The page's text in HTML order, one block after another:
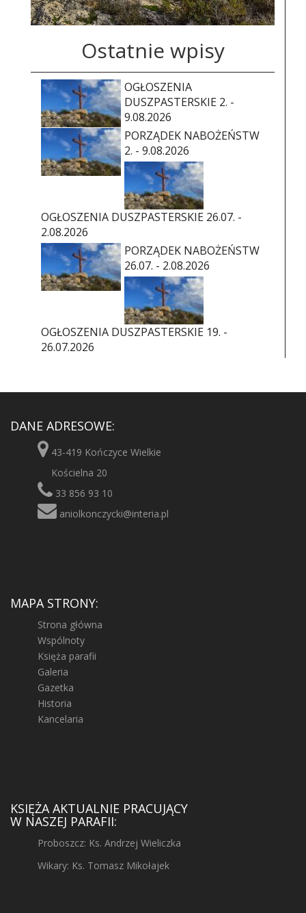
Ostatnie wpisy
OGŁOSZENIA
DUSZPASTERSKIE 2. -
9.08.2026
PORZĄDEK NABOŻEŃSTW
2. - 9.08.2026
OGŁOSZENIA DUSZPASTERSKIE 26.07. -
2.08.2026
PORZĄDEK NABOŻEŃSTW
26.07. - 2.08.2026
OGŁOSZENIA DUSZPASTERSKIE 19. -
26.07.2026
DANE ADRESOWE:
43-419 Kończyce Wielkie
Kościelna 20
33 856 93 10
aniolkonczycki@interia.pl
MAPA STRONY:
Strona główna
Wspólnoty
Księża parafii
Galeria
Gazetka
Historia
Kancelaria
KSIĘŻA AKTUALNIE PRACUJĄCY
W NASZEJ PARAFII:
Proboszcz: Ks. Andrzej Wieliczka
Wikary: Ks. Tomasz Mikołajek